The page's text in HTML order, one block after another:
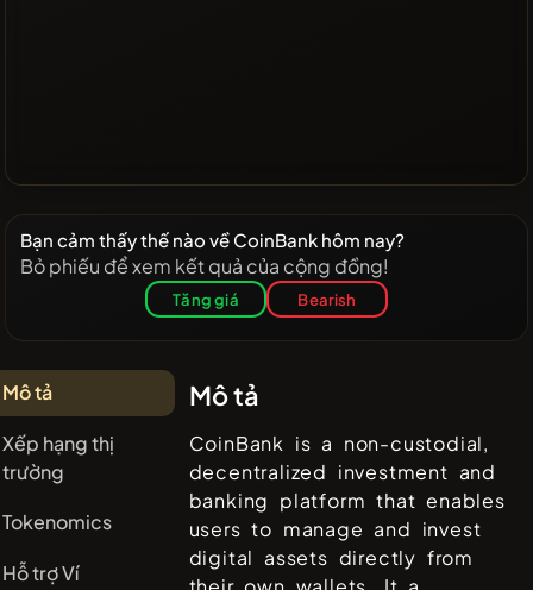
Bạn cảm thấy thế nào về CoinBank hôm nay?
Bỏ phiếu để xem kết quả của cộng đồng!
Tăng giá Bearish
Mô tả
Xếp hạng thị
trường
Tokenomics
Hỗ trợ Ví
Mô tả
CoinBank is a non-custodial,
decentralized investment and
banking platform that enables
users to manage and invest
digital assets directly from